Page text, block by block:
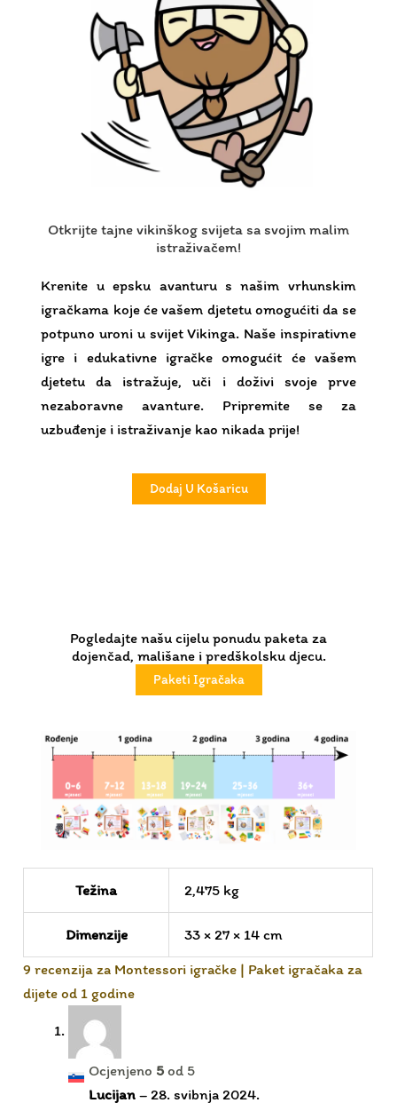
Otkrijte tajne vikinškog svijeta sa svojim malim
istraživačem!
Krenite u epsku avanturu s našim vrhunskim
potpuno uroni u svijet Vikinga. Naše inspirativne
igre i edukativne igračke omogućit će vašem
djetetu da istražuje, uči i doživi svoje prve
nezaboravne avanture. Pripremite se za
uzbuđenje i istraživanje kao nikada prije!
Dodaj U Košaricu
Težina 2,475 kg
Dimenzije
33 × 27 × 14 cm
9 recenzija zaMontessori igračke | Paket igračaka za
dijete od 1 godine
Ocjenjeno5od 5
Lucijan
To sem kupil za svojega nečaka, ki je pravkar
praznoval 1 leto. Tako moj nečak kot njegovi
starši so zadovoljni s paketom. Igrače so zelo